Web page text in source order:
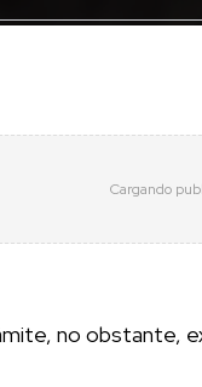
no obstante,